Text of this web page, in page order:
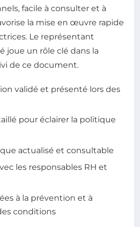
facile à consulter et à
la mise en œuvre rapide
Le représentant
joue un rôle clé dans la
de ce document.
validé et présenté lors des
pour éclairer la politique
actualisé et consultable
les responsables RH et
à la prévention et à
conditions